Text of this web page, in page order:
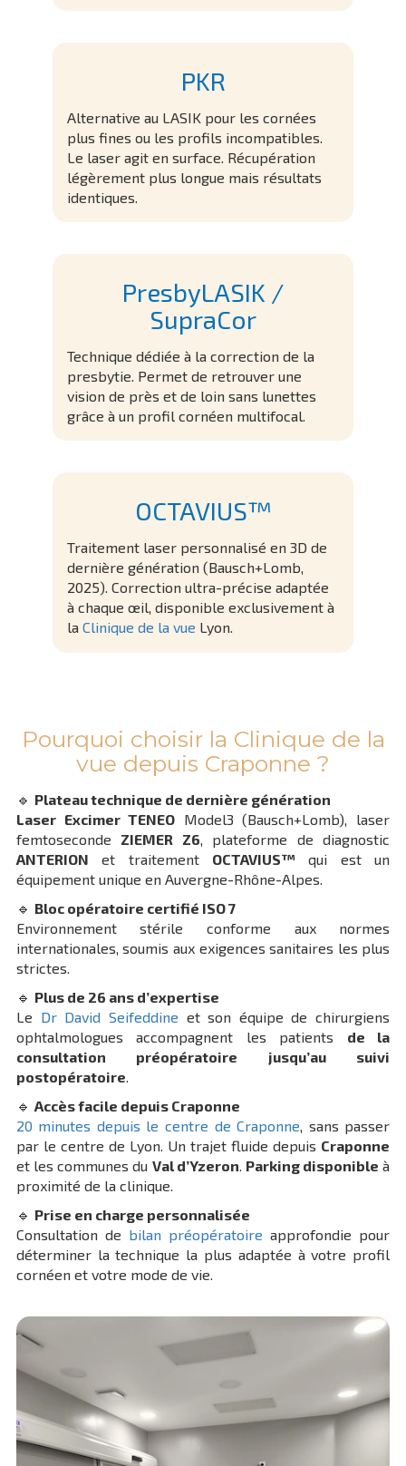
PKR
Alternative au LASIK pour les cornées
plus fines ou les profils incompatibles.
Le laser agit en surface. Récupération
légèrement plus longue mais résultats
identiques.
PresbyLASIK /
SupraCor
Technique dédiée à la correction de la
presbytie. Permet de retrouver une
vision de près et de loin sans lunettes
grâce à un profil cornéen multifocal.
OCTAVIUS™
Traitement laser personnalisé en 3D de
dernière génération (Bausch+Lomb,
2025). Correction ultra-précise adaptée
à chaque œil, disponible exclusivement à
laClinique de la vue Lyon.
Pourquoi choisir la Clinique de la
vue depuis Craponne ?
🔹 Plateau technique de dernière génération
Laser Excimer TENEO Model3 (Bausch+Lomb), laser
femtoseconde ZIEMER Z6, plateforme de diagnostic
ANTERION et traitement OCTAVIUS™ qui est un
équipement unique en Auvergne-Rhône-Alpes.
🔹 Bloc opératoire certifié ISO 7
Environnement stérile conforme aux normes
internationales, soumis aux exigences sanitaires les plus
strictes.
🔹 Plus de 26 ans d’expertise
Le Dr David Seifeddine et son équipe de chirurgiens
ophtalmologues accompagnent les patients de la
consultation préopératoire jusqu’au suivi
postopératoire.
🔹 Accès facile depuis Craponne
20 minutes depuis le centre de Craponne, sans passer
par le centre de Lyon. Un trajet fluide depuis Craponne
et les communes du Val d’Yzeron. Parking disponible à
proximité de la clinique.
🔹 Prise en charge personnalisée
Consultation de bilan préopératoire approfondie pour
déterminer la technique la plus adaptée à votre profil
cornéen et votre mode de vie.